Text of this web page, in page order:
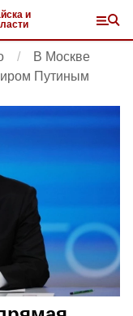
и
В Москве
Путиным